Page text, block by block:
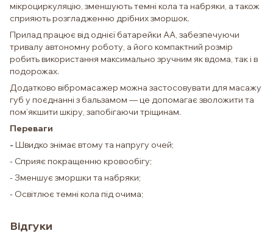
мікроциркуляцію, зменшують темні кола та набряки, а також
сприяють розгладженню дрібних зморшок.
Прилад працює від однієї батарейки АА, забезпечуючи
тривалу автономну роботу, а його компактний розмір
робить використання максимально зручним як вдома, так і в
подорожах.
Додатково вібромасажер можна застосовувати для масажу
губ у поєднанні з бальзамом — це допомагає зволожити та
пом’якшити шкіру, запобігаючи тріщинам.
Переваги
- Швидко знімає втому та напругу очей;
- Сприяє покращенню кровообігу;
- Зменшує зморшки та набряки;
- Освітлює темні кола під очима;
Відгуки